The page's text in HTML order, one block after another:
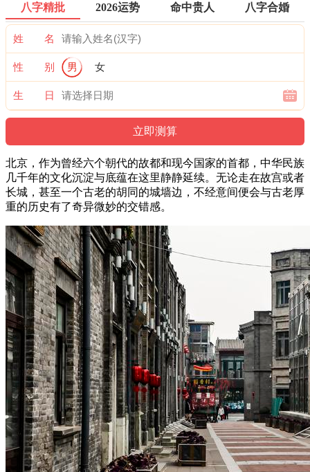
八字精批 2026运势 命中贵人 八字合婚
姓 名
性 别 男 女
生 日
北京，作为曾经六个朝代的故都和现今国家的首都，中华民族
几千年的文化沉淀与底蕴在这里静静延续。无论走在故宫或者
长城，甚至一个古老的胡同的城墙边，不经意间便会与古老厚
重的历史有了奇异微妙的交错感。